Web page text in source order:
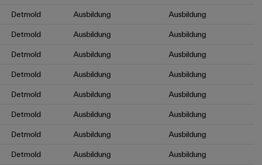
Detmold Ausbildung
Ausbildung
Detmold Ausbildung
Ausbildung
Detmold Ausbildung
Ausbildung
Detmold Ausbildung
Ausbildung
Detmold Ausbildung
Ausbildung
Detmold Ausbildung
Ausbildung
Detmold Ausbildung
Ausbildung
Detmold Ausbildung
Ausbildung